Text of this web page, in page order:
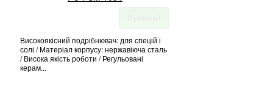
Високоякісний подрібнювач: для спецій і
солі / Матеріал корпусу: нержавіюча сталь
/ Висока якість роботи / Регульовані
керам...